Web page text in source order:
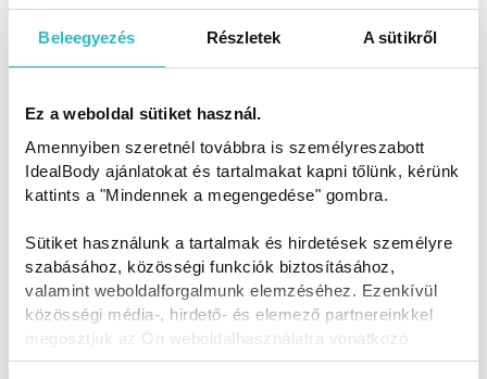
Beleegyezés Részletek A sütikről
Ez a weboldal sütiket használ.
Amennyiben szeretnél továbbra is személyreszabott
IdealBody ajánlatokat és tartalmakat kapni tőlünk, kérünk
kattints a "Mindennek a megengedése" gombra.
Sütiket használunk a tartalmak és hirdetések személyre
szabásához, közösségi funkciók biztosításához,
valamint weboldalforgalmunk elemzéséhez. Ezenkívül
közösségi média-, hirdető- és elemező partnereinkkel
megosztjuk az Ön weboldalhasználatra vonatkozó
adatait, akik kombinálhatják az adatokat más olyan
Nekik már sikerült, neked is fog!
Szilvi, az örökös diétázó